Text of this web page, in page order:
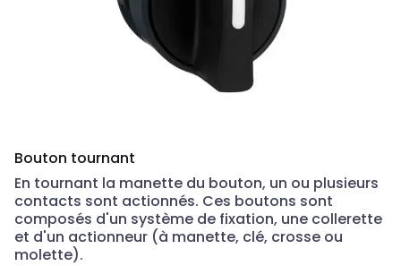
Bouton tournant
En tournant la manette du bouton, un ou plusieurs
contacts sont actionnés. Ces boutons sont
composés d'un système de fixation, une collerette
et d'un actionneur (à manette, clé, crosse ou
molette).